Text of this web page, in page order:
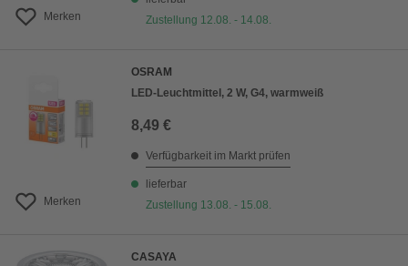
Merken
Zustellung 12.08. - 14.08.
Merken
OSRAM
LED-Leuchtmittel, 2 W, G4, warmweiß
8,49 €
Verfügbarkeit im Markt prüfen
lieferbar
Zustellung 13.08. - 15.08.
CASAYA